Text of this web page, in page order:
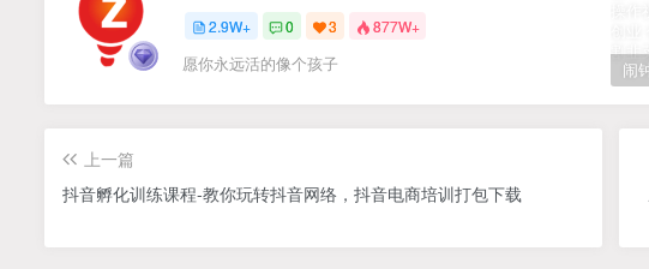
2.9W+ 0 3 877W+
愿你永远活的像个孩子
上一篇
抖音孵化训练课程-教你玩转抖音网络，抖音电商培训打包下载